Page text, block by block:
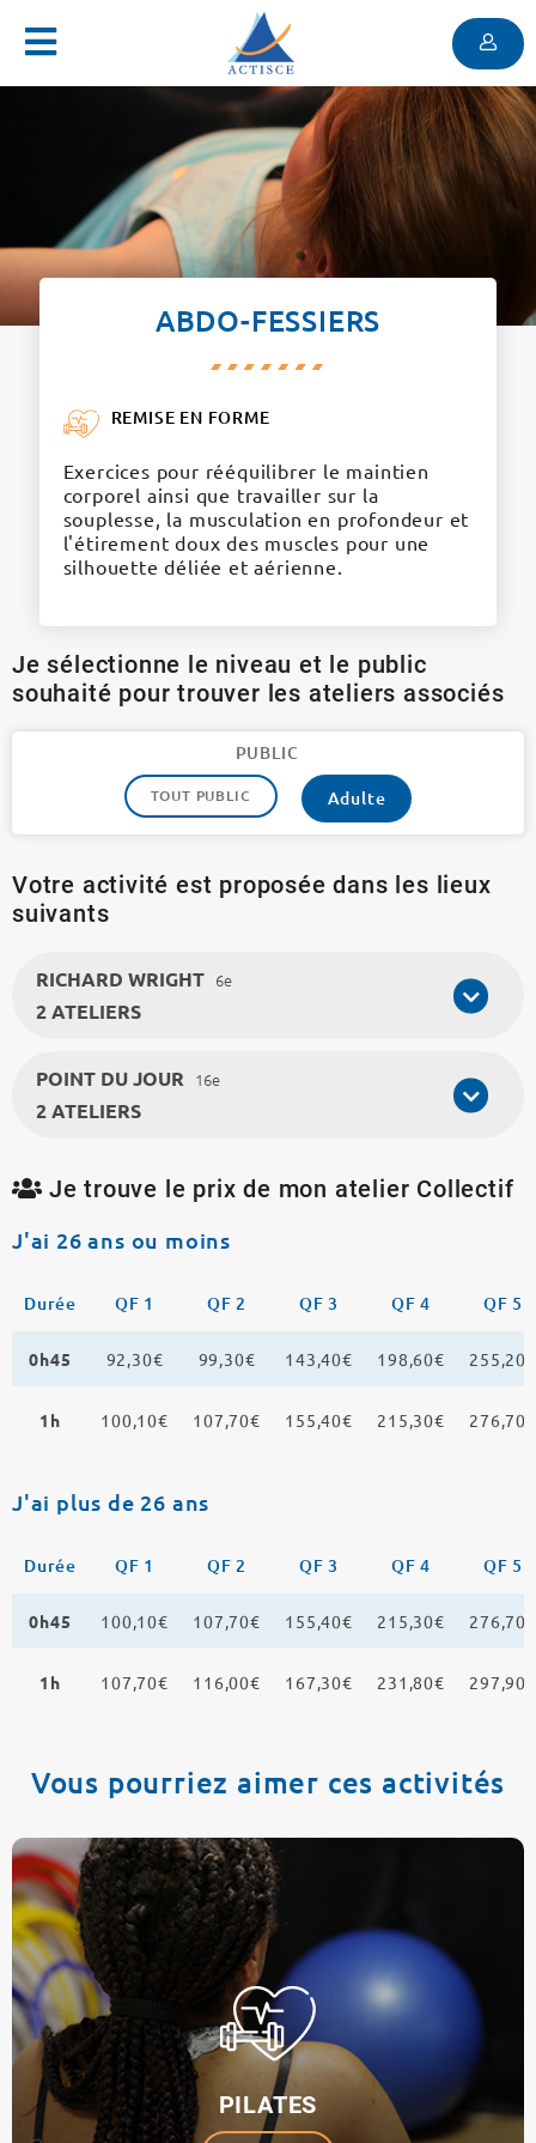
Menu
ABDO-FESSIERS
REMISE EN FORME
Exercices pour rééquilibrer le maintien
corporel ainsi que travailler sur la
souplesse, la musculation en profondeur et
l'étirement doux des muscles pour une
silhouette déliée et aérienne.
Je sélectionne le niveau et le public
souhaité pour trouver les ateliers associés
PUBLIC
TOUT PUBLIC Adulte
Votre activité est proposée dans les lieux
suivants
RICHARD WRIGHT 6e
2 ATELIERS
POINT DU JOUR 16e
2 ATELIERS
Je trouve le prix de mon atelier Collectif
J'ai 26 ans ou moins
Durée QF 1 QF 2 QF 3 QF 4 QF 5
0h45 92,30€ 99,30€ 143,40€ 198,60€ 255,20€
1h 100,10€ 107,70€ 155,40€ 215,30€ 276,70€
J'ai plus de 26 ans
Durée QF 1 QF 2 QF 3 QF 4 QF 5
0h45 100,10€ 107,70€ 155,40€ 215,30€ 276,70€
1h 107,70€ 116,00€ 167,30€ 231,80€ 297,90€
Vous pourriez aimer ces activités
PILATES